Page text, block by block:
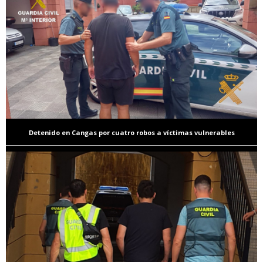
Detenido en Cangas por cuatro robos a víctimas vulnerables